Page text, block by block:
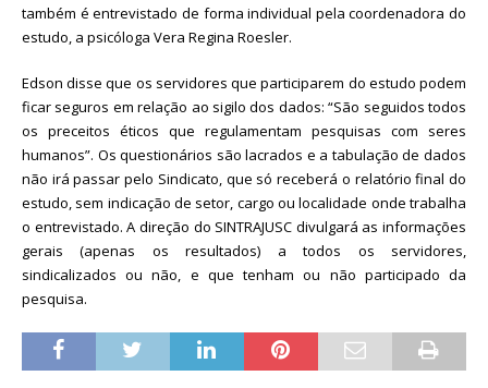
também é entrevistado de forma individual pela coordenadora do
estudo, a psicóloga Vera Regina Roesler.
Edson disse que os servidores que participarem do estudo podem
ficar seguros em relação ao sigilo dos dados: “São seguidos todos
os preceitos éticos que regulamentam pesquisas com seres
humanos”. Os questionários são lacrados e a tabulação de dados
não irá passar pelo Sindicato, que só receberá o relatório final do
estudo, sem indicação de setor, cargo ou localidade onde trabalha
o entrevistado. A direção do SINTRAJUSC divulgará as informações
gerais (apenas os resultados) a todos os servidores,
sindicalizados ou não, e que tenham ou não participado da
pesquisa.